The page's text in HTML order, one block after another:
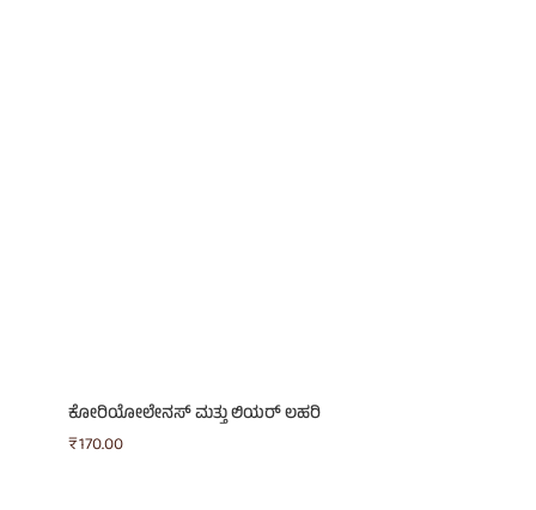
ಕೋರಿಯೋಲೇನಸ್ ಮತ್ತು ಲಿಯರ್ ಲಹರಿ
₹170.00